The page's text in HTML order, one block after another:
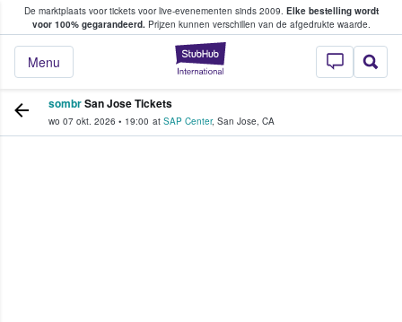
De marktplaats voor tickets voor live-evenementen sinds 2009. Elke bestelling wordt
voor 100% gegarandeerd.Prijzen kunnen verschillen van de afgedrukte waarde.
StubHub: waar
Menu
tickets kopen en verkopen
sombrSan Jose Tickets
wo 07 okt. 2026 • 19:00 at SAP Center, San Jose, CA